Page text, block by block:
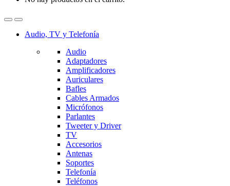
Audio, TV y Telefonía
Audio
Adaptadores
Amplificadores
Auriculares
Bafles
Cables Armados
Micrófonos
Parlantes
Tweeter y Driver
TV
Accesorios
Antenas
Soportes
Telefonía
Teléfonos